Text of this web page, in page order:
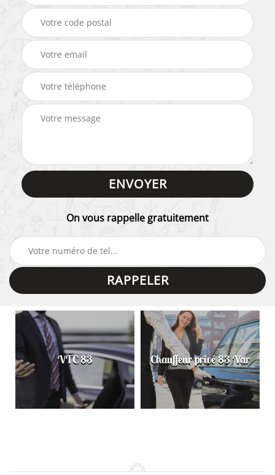
On vous rappelle gratuitement
VTC 83 Chauffeur privé 83 Var